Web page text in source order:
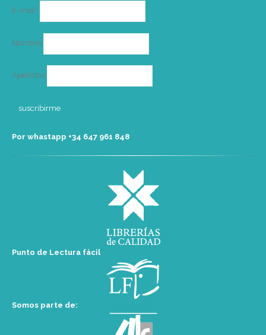
E-mail*
Nombre
Apellidos
Por whastapp +34 ‭647 961 848‬
Punto de Lectura fácil
Somos parte de: